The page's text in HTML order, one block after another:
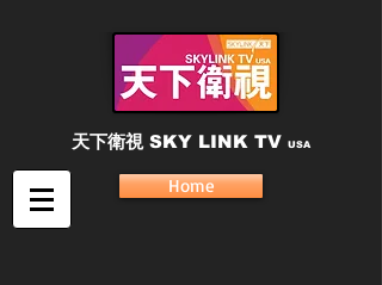
天下衛視 SKY LINK TV USA
Home